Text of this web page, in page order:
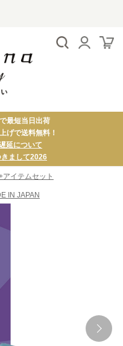
最短当日出荷
げで送料無料！
延について
まして2026
イテムセット
IN JAPAN